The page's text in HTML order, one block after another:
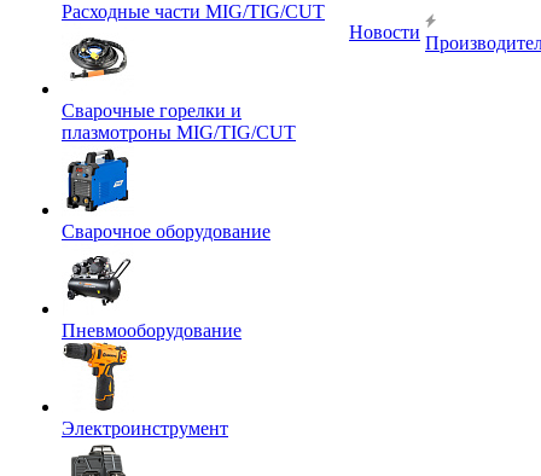
Расходные части MIG/TIG/CUT
Сварочные горелки и
плазмотроны MIG/TIG/CUT
Сварочное оборудование
Пневмооборудование
Электроинструмент
Новости